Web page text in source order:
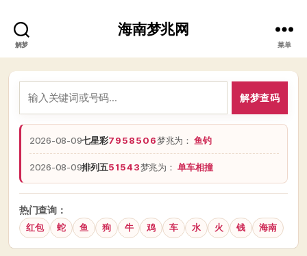
解梦
海南梦兆网
菜单
解梦查码
2026-08-09七星彩7958506梦兆为：鱼钓
2026-08-09排列五51543梦兆为：单车相撞
热门查询：
红包 蛇 鱼 狗 牛 鸡 车 水 火 钱 海南